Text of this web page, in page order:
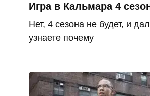
Игра в Кальмара 4
Нет, 4 сезона не будет, и
узнаете почему